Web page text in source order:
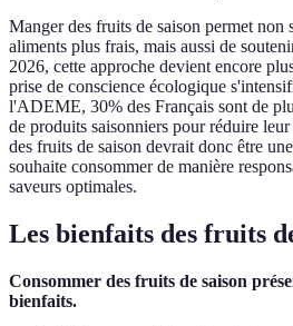
Manger des fruits de saison permet non
aliments plus frais, mais aussi de
2026, cette approche devient encore
prise de conscience écologique
l'ADEME, 30% des Français sont de
de produits saisonniers pour réduire
des fruits de saison devrait donc être
souhaite consommer de manière
saveurs optimales.
Les bienfaits des fruits
Consommer des fruits de saison
bienfaits.